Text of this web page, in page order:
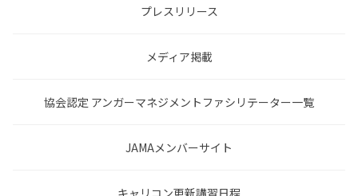
プレスリリース
メディア掲載
協会認定 アンガーマネジメントファシリテーター一覧
JAMAメンバーサイト